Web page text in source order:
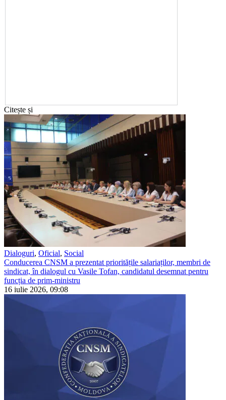
Citește și
Dialoguri, Oficial, Social
Conducerea CNSM a prezentat prioritățile salariaților, membri de
sindicat, în dialogul cu Vasile Tofan, candidatul desemnat pentru
funcția de prim-ministru
16 iulie 2026, 09:08